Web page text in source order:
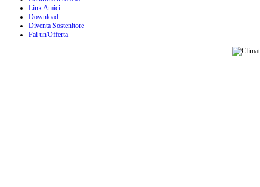
Link Amici
Download
Diventa Sostenitore
Fai un'Offerta